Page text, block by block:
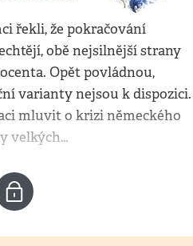
řekli, že pokračování
obě nejsilnější strany
Opět povládnou,
varianty nejsou k dispozici.
mluvit o krizi německého
velkých…